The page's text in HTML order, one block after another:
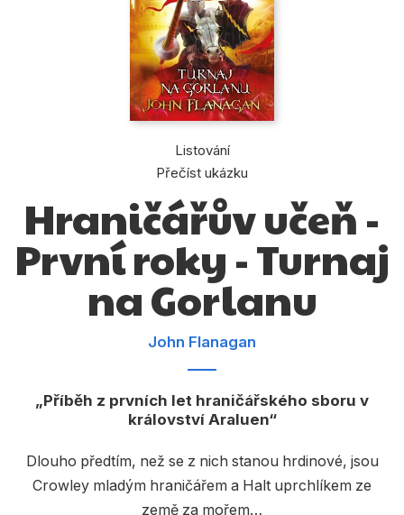
Tipy redakce
Beletrie pro děti
Beletrie pro dospělé
Dárkové publikace
Jazyky
Kalendáře
Počítače
Populárně - naučná pro dospělé
Listování
Přečíst ukázku
Hraničářův učeň -
První roky - Turnaj
na Gorlanu
John Flanagan
Příběh z prvních let hraničářského sboru v
království Araluen
Dlouho předtím, než se z nich stanou hrdinové, jsou
Crowley mladým hraničářem a Halt uprchlíkem ze
země za mořem…